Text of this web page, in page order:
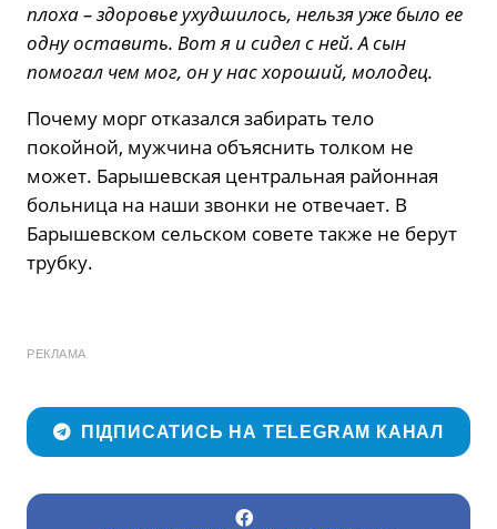
плоха – здоровье ухудшилось, нельзя уже было ее
одну оставить. Вот я и сидел с ней. А сын
помогал чем мог, он у нас хороший, молодец.
Почему морг отказался забирать тело
покойной, мужчина объяснить толком не
может. Барышевская центральная районная
больница на наши звонки не отвечает. В
Барышевском сельском совете также не берут
трубку.
РЕКЛАМА
ПІДПИСАТИСЬ НА TELEGRAM КАНАЛ